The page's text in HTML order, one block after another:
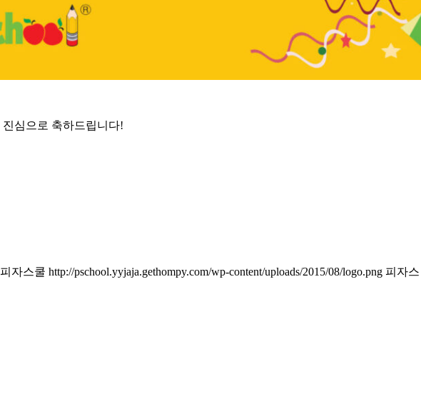
진심으로 축하드립니다!
피자스쿨 http://pschool.yyjaja.gethompy.com/wp-content/uploads/2015/08/logo.png 피자스